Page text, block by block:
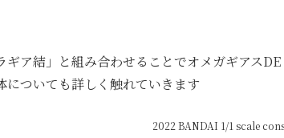
ア結」と組み合わせることでオメガギアス
についても詳しく触れていきます
2022 BANDAI 1/1 scale